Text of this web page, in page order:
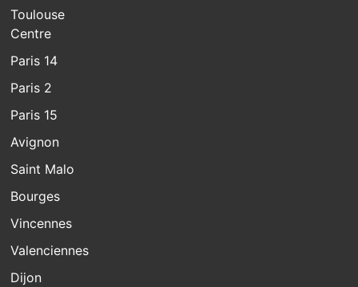
Toulouse
Centre
Paris 14
Paris 2
Paris 15
Avignon
Saint Malo
Bourges
Vincennes
Valenciennes
Dijon